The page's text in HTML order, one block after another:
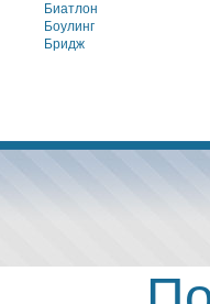
Биатлон
Боулинг
Бридж